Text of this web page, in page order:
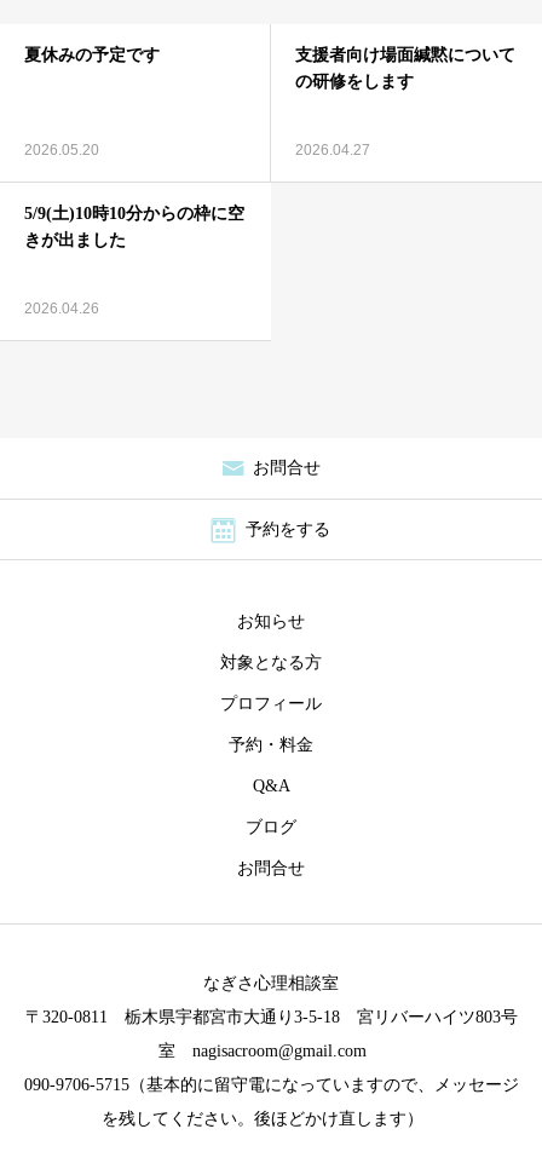
夏休みの予定です
2026.05.20
支援者向け場面緘黙について
の研修をします
2026.04.27
5/9(土)10時10分からの枠に空
きが出ました
2026.04.26
お問合せ
予約をする
お知らせ
対象となる方
プロフィール
予約・料金
Q&A
ブログ
お問合せ
なぎさ心理相談室
〒320-0811 栃木県宇都宮市大通り3-5-18 宮リバーハイツ803号
室 nagisacroom@gmail.com
090-9706-5715（基本的に留守電になっていますので、メッセージ
を残してください。後ほどかけ直します）